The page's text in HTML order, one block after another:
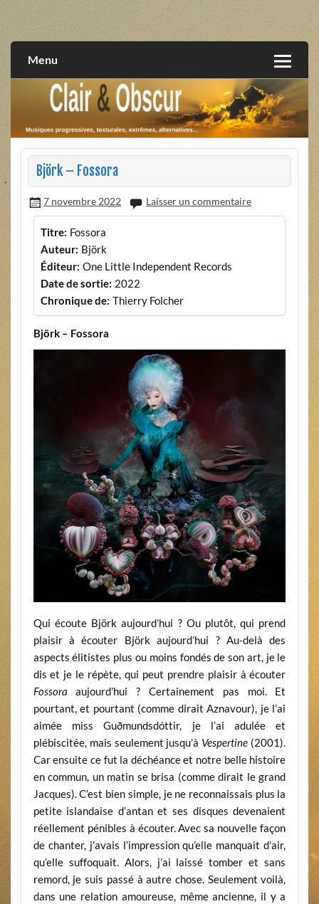
extrêmes, alternatives, texturales
Menu
Björk – Fossora
7 novembre 2022 Laisser un commentaire
Titre: Fossora
Auteur: Björk
Éditeur: One Little Independent Records
Date de sortie: 2022
Chronique de: Thierry Folcher
Björk – Fossora
Qui écoute Björk aujourd’hui ? Ou plutôt, qui prend
plaisir à écouter Björk aujourd’hui ? Au-delà des
aspects élitistes plus ou moins fondés de son art, je le
dis et je le répète, qui peut prendre plaisir à écouter
Fossora aujourd’hui ? Certainement pas moi. Et
pourtant, et pourtant (comme dirait Aznavour), je l’ai
aimée miss Guðmundsdóttir, je l’ai adulée et
plébiscitée, mais seulement jusqu’à Vespertine (2001).
Car ensuite ce fut la déchéance et notre belle histoire
en commun, un matin se brisa (comme dirait le grand
Jacques). C’est bien simple, je ne reconnaissais plus la
petite islandaise d’antan et ses disques devenaient
réellement pénibles à écouter. Avec sa nouvelle façon
de chanter, j’avais l’impression qu’elle manquait d’air,
qu’elle suffoquait. Alors, j’ai laissé tomber et sans
remord, je suis passé à autre chose. Seulement voilà,
dans une relation amoureuse, même ancienne, il y a